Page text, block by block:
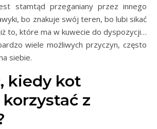
stamtąd przeganiany przez innego
bo znakuje swój teren, bo lubi sikać
to, które ma w kuwecie do dyspozycji…
wiele możliwych przyczyn, często
siebie.
kiedy kot
korzystać z